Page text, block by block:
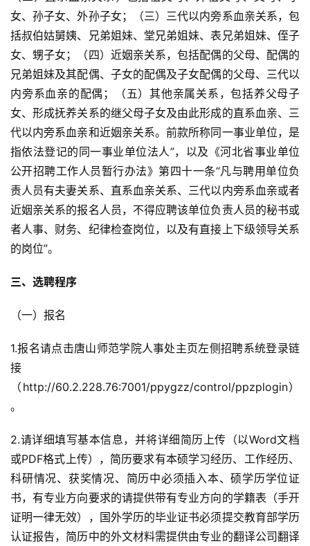
女、孙子女、外孙子女；（三）三代以内旁系血亲关系，包
括叔伯姑舅姨、兄弟姐妹、堂兄弟姐妹、表兄弟姐妹、侄子
女、甥子女；（四）近姻亲关系，包括配偶的父母、配偶的
兄弟姐妹及其配偶、子女的配偶及子女配偶的父母、三代以
内旁系血亲的配偶；（五）其他亲属关系，包括养父母子
女、形成抚养关系的继父母子女及由此形成的直系血亲、三
代以内旁系血亲和近姻亲关系。前款所称同一事业单位，是
指依法登记的同一事业单位法人”，以及《河北省事业单位
公开招聘工作人员暂行办法》第四十一条“凡与聘用单位负
责人员有夫妻关系、直系血亲关系、三代以内旁系血亲或者
近姻亲关系的报名人员，不得应聘该单位负责人员的秘书或
者人事、财务、纪律检查岗位，以及有直接上下级领导关系
的岗位”。
三、选聘程序
（一）报名
1.报名请点击唐山师范学院人事处主页左侧招聘系统登录链
接
（http://60.2.228.76:7001/ppygzz/control/ppzplogin）
。
2.请详细填写基本信息，并将详细简历上传（以Word文档
或PDF格式上传），简历要求有本硕学习经历、工作经历、
科研情况、获奖情况、简历中必须插入本、硕学历学位证
书，有专业方向要求的请提供带有专业方向的学籍表（手开
证明一律无效），国外学历的毕业证书必须提交教育部学历
认证报告，简历中的外文材料需提供由专业的翻译公司翻译